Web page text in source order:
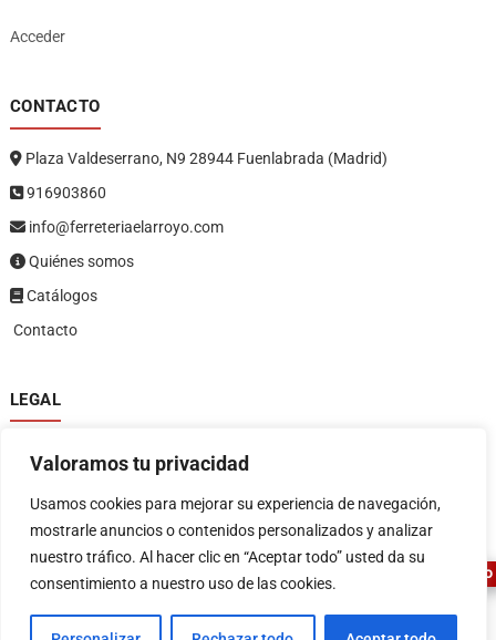
Valoramos tu privacidad
Usamos cookies para mejorar su experiencia de navegación,
mostrarle anuncios o contenidos personalizados y analizar
nuestro tráfico. Al hacer clic en “Aceptar todo” usted da su
consentimiento a nuestro uso de las cookies.
Acceder
CONTACTO
Plaza Valdeserrano, N9 28944 Fuenlabrada (Madrid)
916903860
info@ferreteriaelarroyo.com
Quiénes somos
Catálogos
Contacto
LEGAL
Política de privacidad
Política de devoluciones y reembolsos
Términos y condiciones
ASESOR FERRETERO